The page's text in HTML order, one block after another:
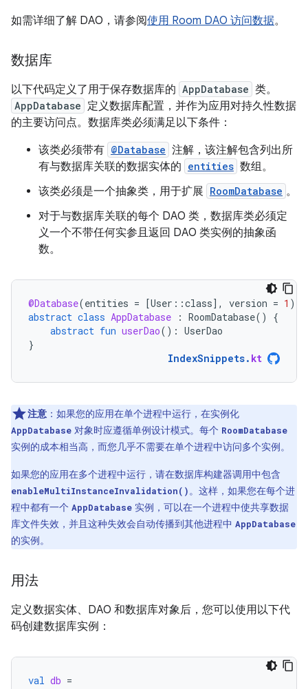
如需详细了解 DAO，请参阅使用 Room DAO 访问数据。
数据库
以下代码定义了用于保存数据库的 AppDatabase 类。
AppDatabase 定义数据库配置，并作为应用对持久性数据
的主要访问点。数据库类必须满足以下条件：
该类必须带有 @Database 注解，该注解包含列出所
有与数据库关联的数据实体的 entities 数组。
该类必须是一个抽象类，用于扩展 RoomDatabase 。
对于与数据库关联的每个 DAO 类，数据库类必须定
义一个不带任何实参且返回 DAO 类实例的抽象函
数。
@Database(entities = [User ::class] , version = 1 )
abstract class AppDatabase : RoomDatabase()
{
abstract fun userDao(): UserDao
}
IndexSnippets. kt
注意 ：如果您的应用在单个进程中运行，在实例化
AppDatabase 对象时应遵循单例设计模式。每个 RoomDatabase
实例的成本相当高，而您几乎不需要在单个进程中访问多个实例。
如果您的应用在多个进程中运行，请在数据库构建器调用中包含
enableMultiInstanceInvalidation()。这样，如果您在每个进
程中都有一个 AppDatabase 实例，可以在一个进程中使共享数据
库文件失效，并且这种失效会自动传播到其他进程中 AppDatabase
的实例。
用法
定义数据实体、DAO 和数据库对象后，您可以使用以下代
码创建数据库实例：
val db =